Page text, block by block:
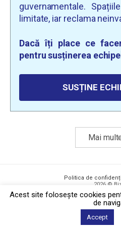
guvernamentale.
limitate, iar reclama
Dacă îți place ce
pentru susținerea
SUSȚINE
Mai
Politica de
2026 ©
Acest site foloseşte cookies
de
Accept